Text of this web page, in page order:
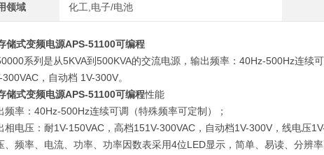
领域 化工,电子/电池
储式变频电源APS-51100可编程
系列是从5KVA到500KVA的交流电源，输出频率：40Hz-500Hz连续
300VAC，自动档 1V-300V。
储式变频电源APS-51100可编程性能
频率：40Hz-500Hz连续可调（特殊频率可定制）；
相电压：耐1V-150VAC，高档151V-300VAC，自动档1V-300V，线电压
、频率、电流、功率、功率因数表采用4位LED显示，简单、易读、分辨率